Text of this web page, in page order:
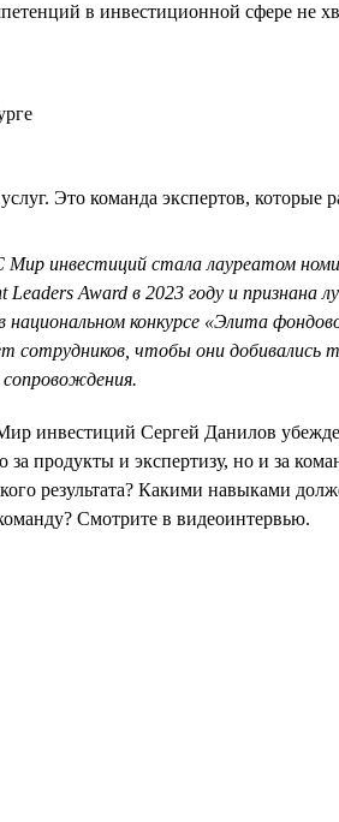
в инвестиционной сфере не
Это команда экспертов,
Мир инвестиций стала лауреатом
Award в 2023 году и признана
конкурсе «Элита
сотрудников, чтобы они добивались
инвестиций Сергей Данилов
за продукты и экспертизу, но и за
результата? Какими навыками
Смотрите в видеоинтервью.